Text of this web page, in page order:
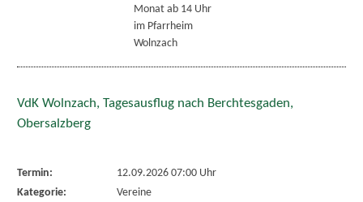
Monat ab 14 Uhr
im Pfarrheim
Wolnzach
VdK Wolnzach, Tagesausflug nach Berchtesgaden,
Obersalzberg
Termin:
12.09.2026 07:00 Uhr
Kategorie:
Vereine